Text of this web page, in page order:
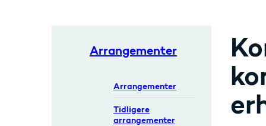
Arrangementer
Arrangementer
Tidligere
arrangementer